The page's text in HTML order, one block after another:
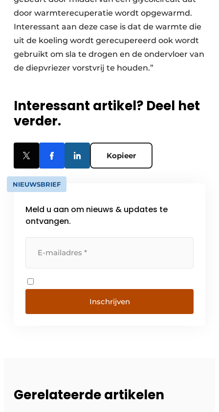
door warmterecuperatie wordt opgewarmd.
Interessant aan deze case is dat de warmte die
uit de koeling wordt gerecupereerd ook wordt
gebruikt om sla te drogen en de ondervloer van
de diepvriezer vorstvrij te houden.”
Interessant artikel? Deel het
verder.
Kopieer
NIEUWSBRIEF
Meld u aan om nieuws & updates te
ontvangen.
Inschrijven
Gerelateerde artikelen